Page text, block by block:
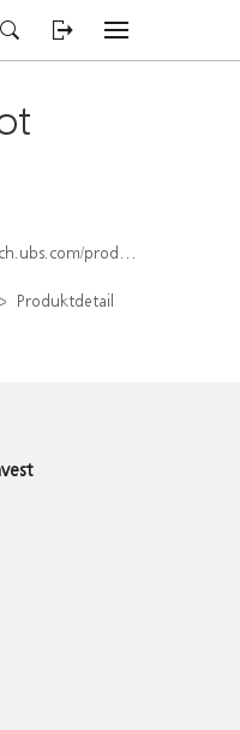
detail/index/isin/CH1570517461
Produktdetail